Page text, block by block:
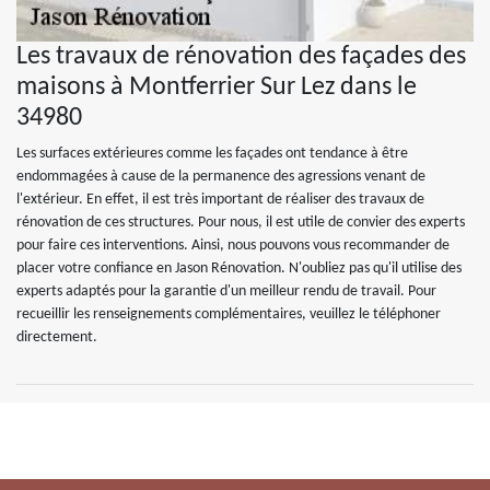
Les travaux de rénovation des façades des
maisons à Montferrier Sur Lez dans le
34980
Les surfaces extérieures comme les façades ont tendance à être
endommagées à cause de la permanence des agressions venant de
l'extérieur. En effet, il est très important de réaliser des travaux de
rénovation de ces structures. Pour nous, il est utile de convier des experts
pour faire ces interventions. Ainsi, nous pouvons vous recommander de
placer votre confiance en Jason Rénovation. N'oubliez pas qu'il utilise des
experts adaptés pour la garantie d'un meilleur rendu de travail. Pour
recueillir les renseignements complémentaires, veuillez le téléphoner
directement.